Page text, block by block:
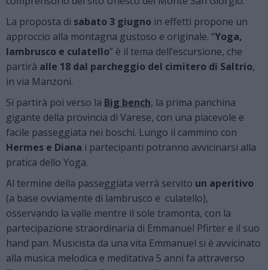
La proposta di sabato 3 giugno in effetti propone un
approccio alla montagna gustoso e originale. “Yoga,
lambrusco e culatello” è il tema dell’escursione, che
partirà alle 18 dal parcheggio del cimitero di Saltrio,
in via Manzoni.
Si partirà poi verso la Big bench, la prima panchina
gigante della provincia di Varese, con una piacevole e
facile passeggiata nei boschi. Lungo il cammino con
Hermes e Diana i partecipanti potranno avvicinarsi alla
pratica dello Yoga.
Al termine della passeggiata verrà servito un aperitivo
(a base ovviamente di lambrusco e culatello),
osservando la valle mentre il sole tramonta, con la
partecipazione straordinaria di Emmanuel Pfirter e il suo
hand pan. Musicista da una vita Emmanuel si è avvicinato
alla musica melodica e meditativa 5 anni fa attraverso